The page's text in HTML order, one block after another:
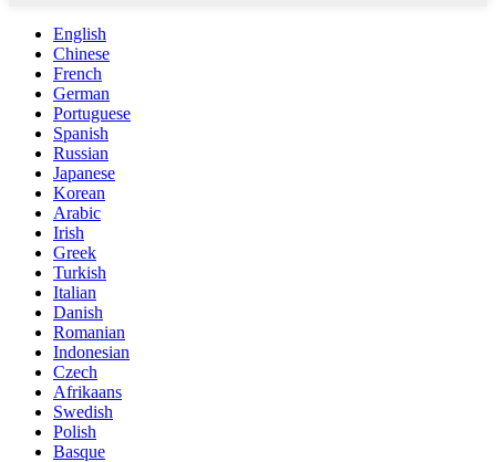
English
Chinese
French
German
Portuguese
Spanish
Russian
Japanese
Korean
Arabic
Irish
Greek
Turkish
Italian
Danish
Romanian
Indonesian
Czech
Afrikaans
Swedish
Polish
Basque